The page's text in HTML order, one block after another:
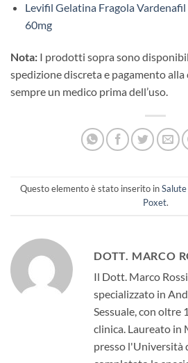
Levifil Gelatina Fragola
60mg
Nota: I prodotti sopra sono
spedizione discreta e pagamento alla
sempre un medico prima dell’uso.
Questo elemento è stato inserito in
Poxet.
DOTT. MARCO
Il Dott. Marco
specializzato in
Sessuale, con oltre
clinica. Laureato in
presso l'Università